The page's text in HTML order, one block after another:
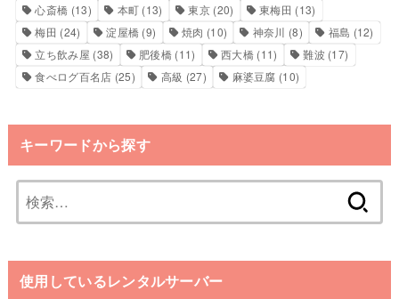
心斎橋 (13) 本町 (13) 東京(20) 東梅田 (13)
梅田 (24) 淀屋橋 (9) 焼肉 (10) 神奈川 (8) 福島 (12)
立ち飲み屋 (38) 肥後橋 (11) 西大橋 (11) 難波 (17)
食べログ百名店 (25) 高級 (27) 麻婆豆腐 (10)
キーワードから探す
索:
使用しているレンタルサーバー